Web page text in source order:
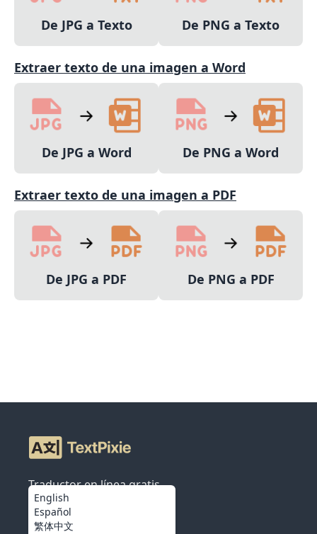
De JPG a Texto De PNG a Texto
Extraer texto de una imagen a Word
De JPG a Word De PNG a Word
Extraer texto de una imagen a PDF
De JPG a PDF De PNG a PDF
Traductor en línea gratis
English
Español
繁体中文